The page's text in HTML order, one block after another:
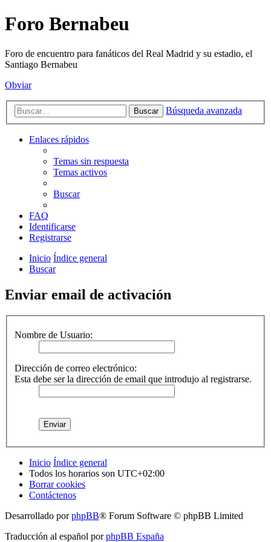
Foro Bernabeu
Foro de encuentro para fanáticos del Real Madrid y su estadio, el
Santiago Bernabeu
Obviar
Buscar Búsqueda avanzada
Enlaces rápidos
Temas sin respuesta
Temas activos
Buscar
FAQ
Identificarse
Registrarse
Inicio Índice general
Buscar
Enviar email de activación
Nombre de Usuario:
Dirección de correo electrónico:
Esta debe ser la dirección de email que introdujo al registrarse.
Inicio Índice general
Todos los horarios son UTC+02:00
Borrar cookies
Contáctenos
Desarrollado porphpBB® Forum Software © phpBB Limited
Traducción al español porphpBB España